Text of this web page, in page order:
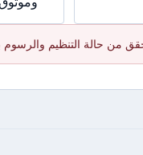
من حالة التنظيم